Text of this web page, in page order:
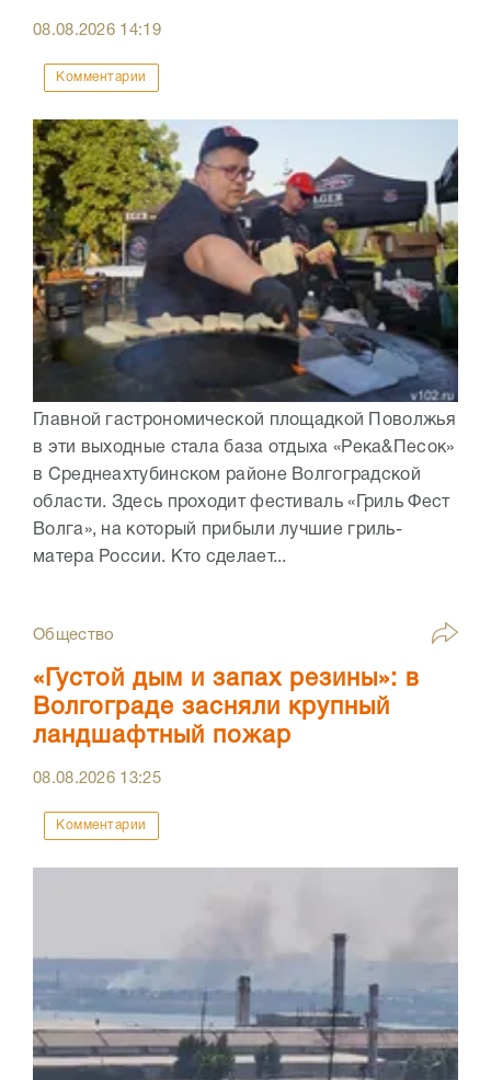
08.08.2026 14:19
Комментарии
Главной гастрономической площадкой Поволжья
в эти выходные стала база отдыха «Река&Песок»
в Среднеахтубинском районе Волгоградской
области. Здесь проходит фестиваль «Гриль Фест
Волга», на который прибыли лучшие гриль-
матера России. Кто сделает...
Общество
«Густой дым и запах резины»: в
Волгограде засняли крупный
ландшафтный пожар
08.08.2026 13:25
Комментарии